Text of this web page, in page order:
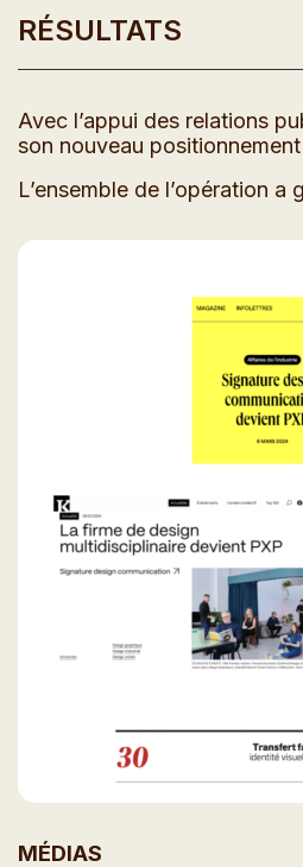
RÉSULTATS
Avec l’appui des relations
son nouveau
L’ensemble de l’opération a
MÉDIAS